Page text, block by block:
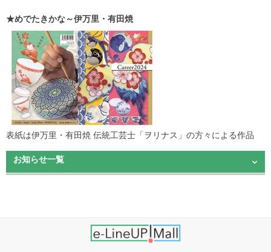
★めでたきかな～伊万里・有田焼
表紙は伊万里・有田焼 伝統工芸士「ヲリナス」の方々による作品
お知らせ一覧